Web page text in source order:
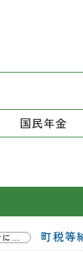
国民年金
町税の納付について
町税等